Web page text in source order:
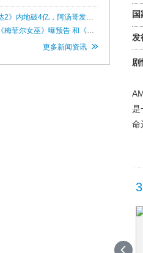
丽贝卡·弗格森也登场。 02、
周年发短片 《花园墙外》开
2》内地破4亿，阿汤哥发
絮，索尼蜘蛛侠宇宙将拍反
菲尔女巫》曝预告 和《夜
更多新闻资讯
国
发
剧
是
命
3